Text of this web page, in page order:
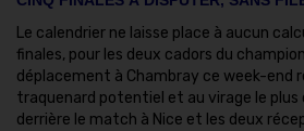
Le calendrier ne laisse place à aucun
finales, pour les deux cadors du
déplacement à Chambray ce week-end
traquenard potentiel et au virage le plus
derrière le match à Nice et les deux